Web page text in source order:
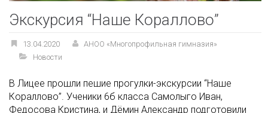
Экскурсия “Наше Кораллово”
13.04.2020
АНОО «Многопрофильная гимназия»
Новости
В Лицее прошли пешие прогулки-экскурсии “Наше
Кораллово”. Ученики 6б класса Самолыго Иван,
Федосова Кристина, и Дёмин Александр подготовили